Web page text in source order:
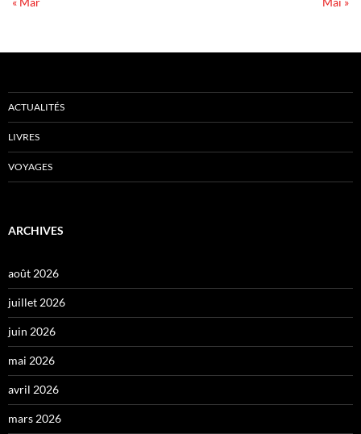
ACTUALITÉS
LIVRES
VOYAGES
ARCHIVES
août 2026
juillet 2026
juin 2026
mai 2026
avril 2026
mars 2026